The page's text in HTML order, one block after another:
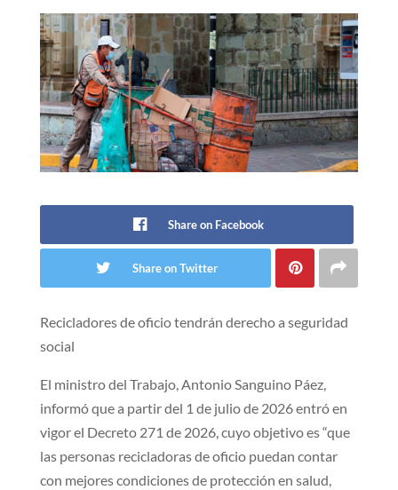
Share on Facebook
Share on Twitter
Recicladores de oficio tendrán dere​cho a seguridad
social
​El ministro del Trabajo, Antonio Sanguino Páez,
informó que a partir del 1 de julio de 2026 entró en
vigor el Decreto 271 de 2026, cuyo objetivo es “que
las personas recicladoras de oficio puedan contar
con mejores condiciones de protección en salud,